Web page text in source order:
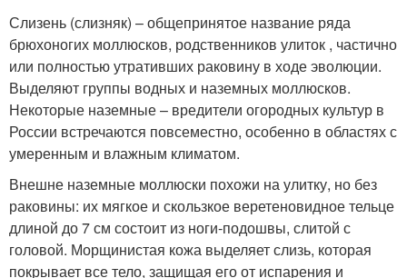
Слизень (слизняк) – общепринятое название ряда
брюхоногих моллюсков, родственников улиток , частично
или полностью утративших раковину в ходе эволюции.
Выделяют группы водных и наземных моллюсков.
Некоторые наземные – вредители огородных культур в
России встречаются повсеместно, особенно в областях с
умеренным и влажным климатом.
Внешне наземные моллюски похожи на улитку, но без
раковины: их мягкое и скользкое веретеновидное тельце
длиной до 7 см состоит из ноги-подошвы, слитой с
головой. Морщинистая кожа выделяет слизь, которая
покрывает все тело, защищая его от испарения и